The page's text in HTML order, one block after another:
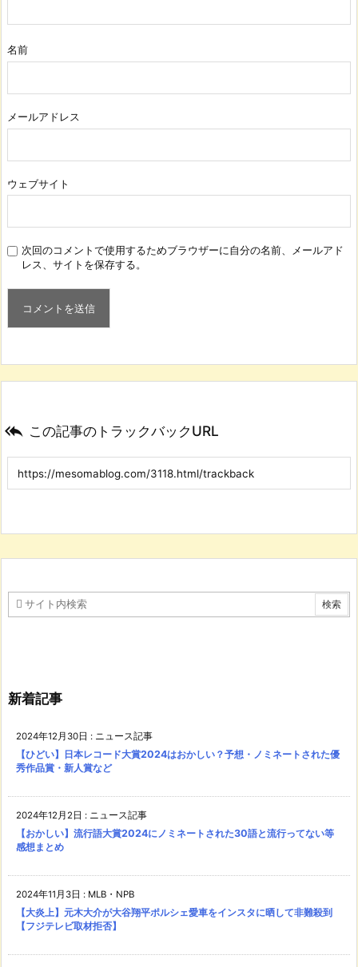
名前
メールアドレス
ウェブサイト
次回のコメントで使用するためブラウザーに自分の名前、メールアド
レス、サイトを保存する。
 この記事のトラックバックURL
新着記事
2024年12月30日 : ニュース記事
【ひどい】日本レコード大賞2024はおかしい？予想・ノミネートされた優
秀作品賞・新人賞など
2024年12月2日 : ニュース記事
【おかしい】流行語大賞2024にノミネートされた30語と流行ってない等
感想まとめ
2024年11月3日 : MLB・NPB
【大炎上】元木大介が大谷翔平ポルシェ愛車をインスタに晒して非難殺到
【フジテレビ取材拒否】